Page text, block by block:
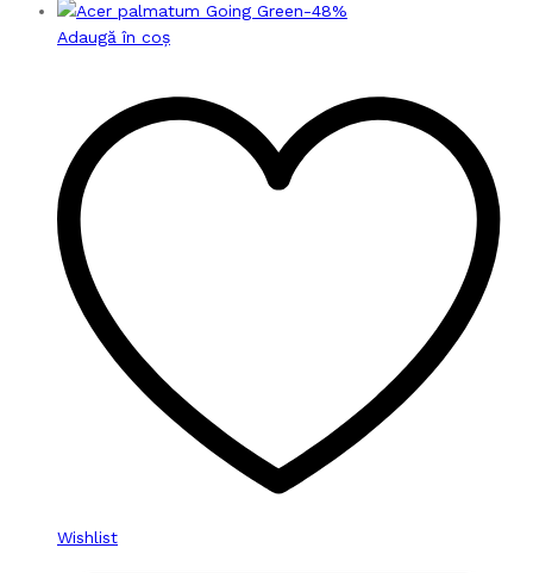
-48%
Adaugă în coș
Wishlist